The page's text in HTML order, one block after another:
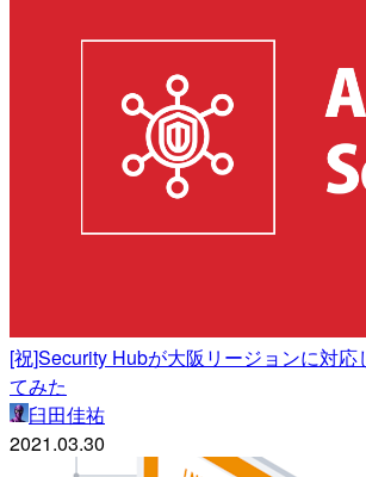
[祝]Security Hubが大阪リージョンに対応
てみた
臼田佳祐
2021.03.30